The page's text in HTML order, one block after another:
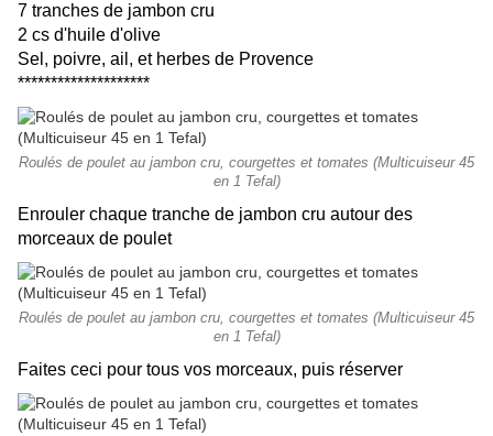
7 tranches de jambon cru
2 cs d'huile d'olive
Sel, poivre, ail, et herbes de Provence
********************
Roulés de poulet au jambon cru, courgettes et tomates (Multicuiseur 45
en 1 Tefal)
Enrouler chaque tranche de jambon cru autour des
morceaux de poulet
Roulés de poulet au jambon cru, courgettes et tomates (Multicuiseur 45
en 1 Tefal)
Faites ceci pour tous vos morceaux, puis réserver